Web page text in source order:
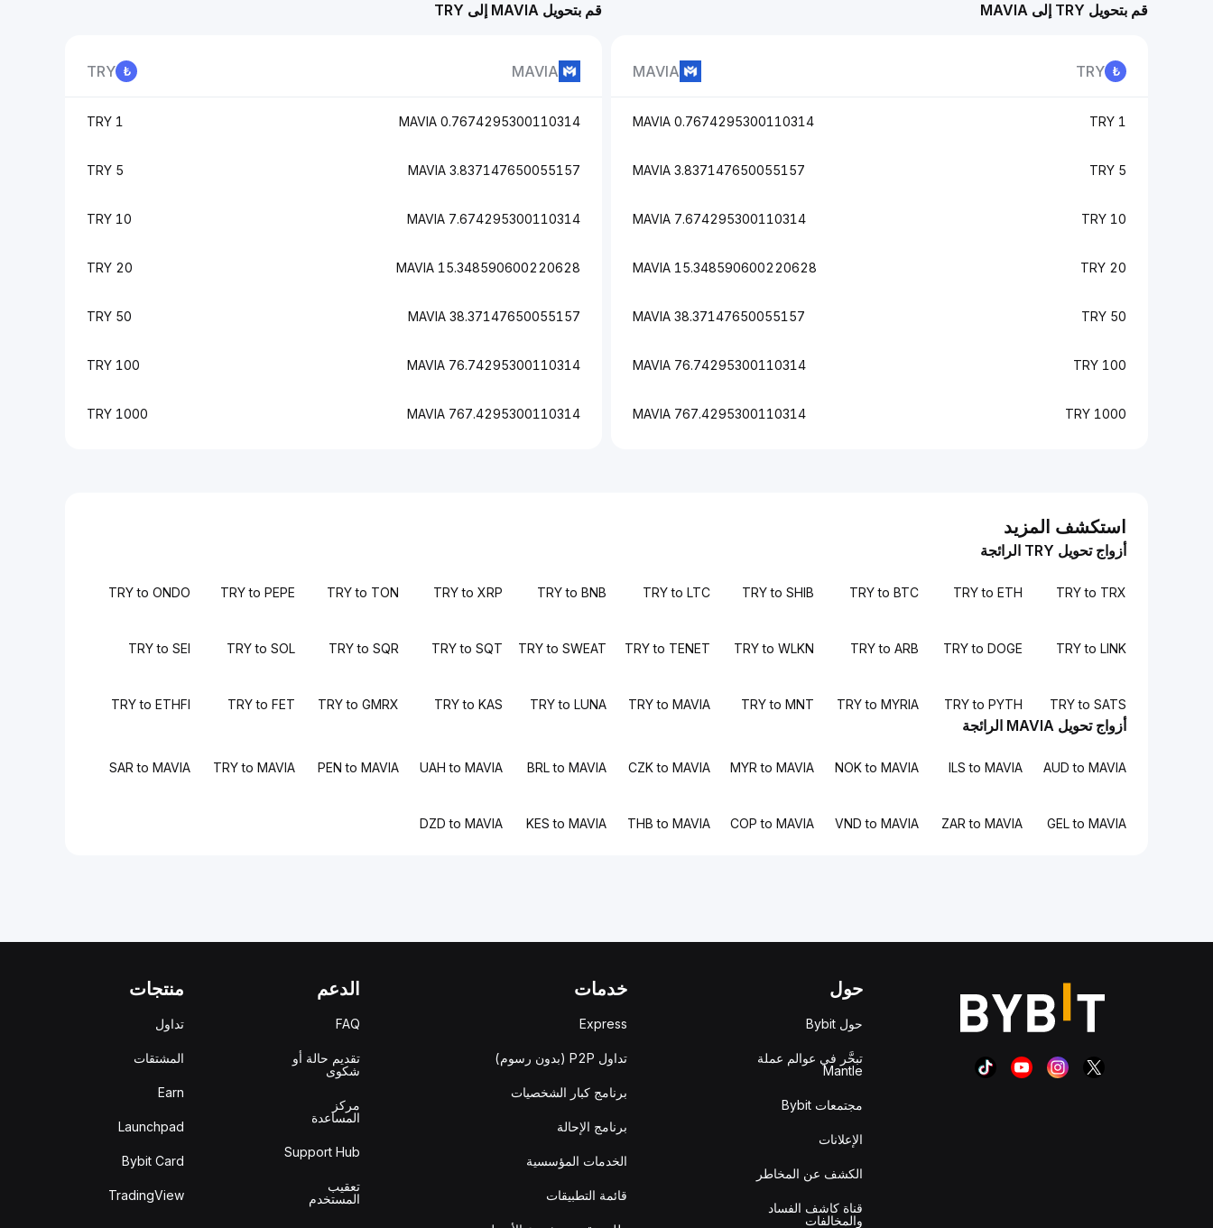
قم بتحويل MAVIA إلى TRY
MAVIA
TRY
0.7674295300110314 MAVIA
1 TRY
3.837147650055157 MAVIA
5 TRY
7.674295300110314 MAVIA
10 TRY
15.348590600220628 MAVIA
20 TRY
38.37147650055157 MAVIA
50 TRY
76.74295300110314 MAVIA
100 TRY
767.4295300110314 MAVIA
1000 TRY
قم بتحويل TRY إلى MAVIA
TRY
MAVIA
1 TRY
0.7674295300110314 MAVIA
5 TRY
3.837147650055157 MAVIA
10 TRY
7.674295300110314 MAVIA
20 TRY
15.348590600220628 MAVIA
50 TRY
38.37147650055157 MAVIA
100 TRY
76.74295300110314 MAVIA
1000 TRY
767.4295300110314 MAVIA
استكشف المزيد
أزواج تحويل TRY الرائجة
TRY to TRX
TRY to ETH
TRY to BTC
TRY to SHIB
TRY to LTC
TRY to BNB
TRY to XRP
TRY to TON
TRY to PEPE
TRY to ONDO
TRY to LINK
TRY to DOGE
TRY to ARB
TRY to WLKN
TRY to TENET
TRY to SWEAT
TRY to SQT
TRY to SQR
TRY to SOL
TRY to SEI
TRY to SATS
TRY to PYTH
TRY to MYRIA
TRY to MNT
TRY to MAVIA
TRY to LUNA
TRY to KAS
TRY to GMRX
TRY to FET
TRY to ETHFI
أزواج تحويل MAVIA الرائجة
AUD to MAVIA
ILS to MAVIA
NOK to MAVIA
MYR to MAVIA
CZK to MAVIA
BRL to MAVIA
UAH to MAVIA
PEN to MAVIA
TRY to MAVIA
SAR to MAVIA
GEL to MAVIA
ZAR to MAVIA
VND to MAVIA
COP to MAVIA
THB to MAVIA
KES to MAVIA
DZD to MAVIA
حول
حول Bybit
تبحَّر في عوالم عملة
Mantle
مجتمعات Bybit
الإعلانات
الكشف عن المخاطر
قناة كاشف الفساد
والمخالفات
خدمات
Express
تداول P2P (بدون رسوم)
برنامج كبار الشخصيات
برنامج الإحالة
الخدمات المؤسسية
قائمة التطبيقات
الدعم
FAQ
تقديم حالة أو
شكوى
مركز
المساعدة
Support Hub
تعقيب
المستخدم
منتجات
تداول
المشتقات
Earn
Launchpad
Bybit Card
TradingView